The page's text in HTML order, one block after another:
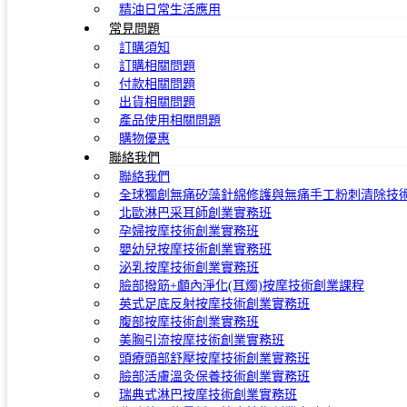
精油日常生活應用
常見問題
訂購須知
訂購相關問題
付款相關問題
出貨相關問題
產品使用相關問題
購物優惠
聯絡我們
聯絡我們
全球獨創無痛矽藻針綿修護與無痛手工粉刺清除技
北歐淋巴采耳師創業實務班
孕婦按摩技術創業實務班
嬰幼兒按摩技術創業實務班
泌乳按摩技術創業實務班
臉部撥筋+顱內淨化(耳燭)按摩技術創業課程
英式足底反射按摩技術創業實務班
腹部按摩技術創業實務班
美胸引流按摩技術創業實務班
頭療頭部舒壓按摩技術創業實務班
臉部活膚溫灸保養技術創業實務班
瑞典式淋巴按摩技術創業實務班